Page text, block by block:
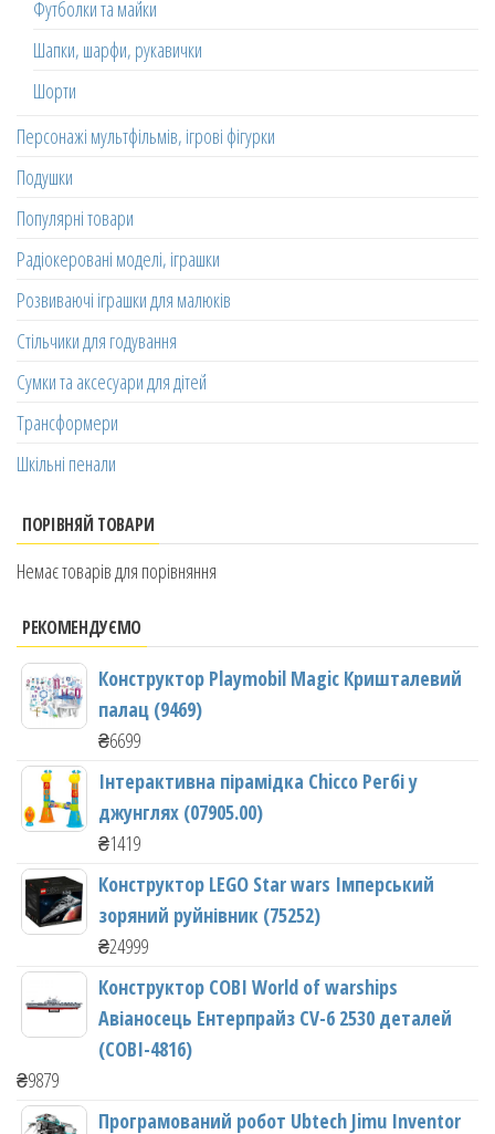
Футболки та майки
Шапки, шарфи, рукавички
Шорти
Персонажі мультфільмів, ігрові фігурки
Подушки
Популярні товари
Радіокеровані моделі, іграшки
Розвиваючі іграшки для малюків
Стільчики для годування
Сумки та аксесуари для дітей
Трансформери
Шкільні пенали
ПОРІВНЯЙ ТОВАРИ
Немає товарів для порівняння
РЕКОМЕНДУЄМО
Конструктор Playmobil Magic Кришталевий
палац (9469)
₴6699
Інтерактивна пірамідка Chicco Регбі у
джунглях (07905.00)
₴1419
Конструктор LEGO Star wars Імперський
зоряний руйнівник (75252)
₴24999
Конструктор COBI World of warships
Авіаносець Ентерпрайз CV-6 2530 деталей
(COBI-4816)
₴9879
Програмований робот Ubtech Jimu Inventor